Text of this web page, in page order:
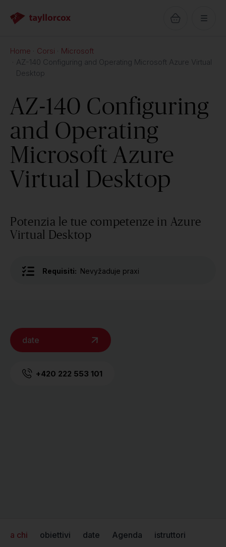
Home Corsi
Microsoft
AZ-140 Configuring and Operating Microsoft Azure Virtual
Desktop
AZ-140 Configuring
and Operating
Microsoft Azure
Virtual Desktop
Potenzia le tue competenze in Azure
Virtual Desktop
Requisiti: Nevyžaduje praxi
date
+420 222 553 101
a chi obiettivi date Agenda istruttori